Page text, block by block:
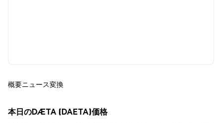
概要ニュース変換
本日のDÆTA (DAETA)価格